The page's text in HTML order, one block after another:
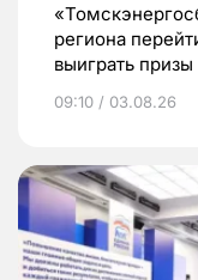
региона
выиграть призы
09:10 / 03.08.26